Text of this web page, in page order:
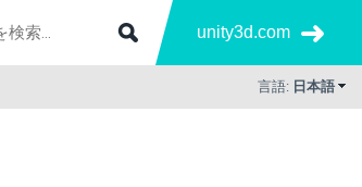
unity3d.com
言語: 日本語